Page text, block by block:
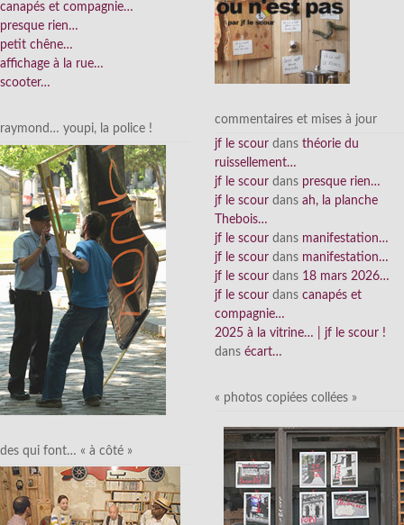
canapés et compagnie…
presque rien…
petit chêne…
affichage à la rue…
scooter…
raymond… youpi, la police !
des qui font… « à côté »
commentaires et mises à jour
jf le scour dans théorie du
ruissellement…
jf le scour dans presque rien…
jf le scour dans ah, la planche
Thebois…
jf le scour dans manifestation…
jf le scour dans manifestation…
jf le scour dans 18 mars 2026…
jf le scour dans canapés et
compagnie…
2025 à la vitrine… | jf le scour !
dans écart…
« photos copiées collées »